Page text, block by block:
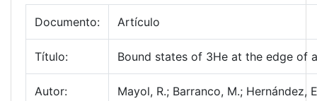
Documento: Artículo
Título: Bound states of 3He at the edge of
Autor: Mayol, R.; Barranco, M.; Hernández,